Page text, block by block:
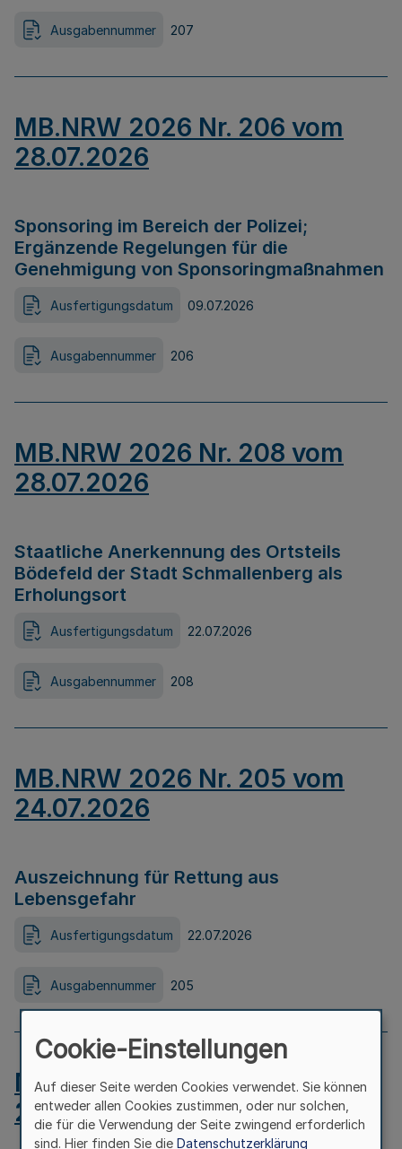
Ausgabennummer 207
MB.NRW 2026 Nr. 206 vom
28.07.2026
Sponsoring im Bereich der Polizei;
Ergänzende Regelungen für die
Genehmigung von Sponsoringmaßnahmen
Ausfertigungsdatum 09.07.2026
Ausgabennummer 206
MB.NRW 2026 Nr. 208 vom
28.07.2026
Staatliche Anerkennung des Ortsteils
Bödefeld der Stadt Schmallenberg als
Erholungsort
Ausfertigungsdatum 22.07.2026
Ausgabennummer 208
MB.NRW 2026 Nr. 205 vom
24.07.2026
Auszeichnung für Rettung aus
Lebensgefahr
Ausfertigungsdatum 22.07.2026
Ausgabennummer 205
MB.NRW 2026 Nr. 204 vom
24.07.2026
Cookie-Einstellungen
Auf dieser Seite werden Cookies verwendet. Sie können
entweder allen Cookies zustimmen, oder nur solchen,
die für die Verwendung der Seite zwingend erforderlich
sind. Hier finden Sie die Datenschutzerklärung